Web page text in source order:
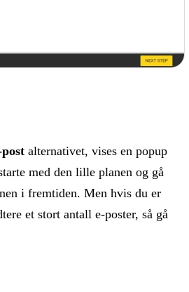
alternativet, vises en popup
med den lille planen og gå
i fremtiden. Men hvis du er
et stort antall e-poster, så gå